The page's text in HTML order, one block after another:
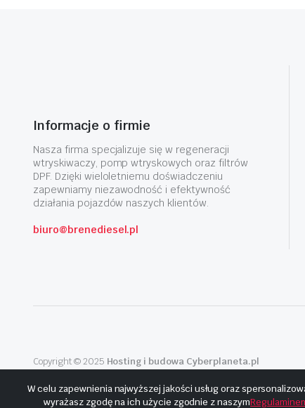
Informacje o firmie
Nasza firma specjalizuje się w regeneracji
wtryskiwaczy, pomp wtryskowych oraz filtrów
DPF. Dzięki wieloletniemu doświadczeniu
zapewniamy niezawodność i efektywność
działania pojazdów naszych klientów.
biuro@brenediesel.pl
Copyright © 2025 Hosting i budowa Cyberplaneta.pl
W celu zapewnienia najwyższej jakości usług oraz
wyrażasz zgodę na ich użycie zgodnie z naszym